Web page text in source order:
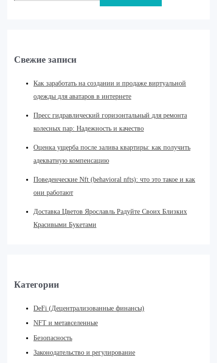
Свежие записи
Как заработать на создании и продаже виртуальной
одежды для аватаров в интернете
Пресс гидравлический горизонтальный для ремонта
колесных пар: Надежность и качество
Оценка ущерба после залива квартиры: как получить
адекватную компенсацию
Поведенческие Nft (behavioral nfts): что это такое и как
они работают
Доставка Цветов Ярославль Радуйте Своих Близких
Красивыми Букетами
Категории
DeFi (Децентрализованные финансы)
NFT и метавселенные
Безопасность
Законодательство и регулирование